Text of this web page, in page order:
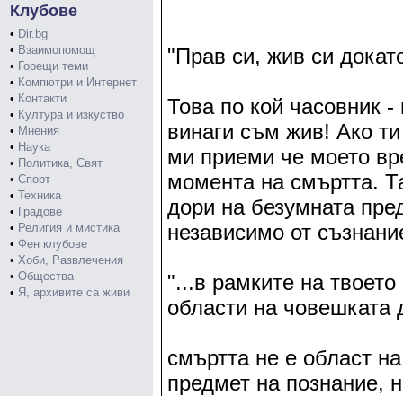
Клубове
• Dir.bg
• Взаимопомощ
• Горещи теми
• Компютри и Интернет
• Контакти
• Култура и изкуство
• Мнения
• Наука
• Политика, Свят
• Спорт
• Техника
• Градове
• Религия и мистика
• Фен клубове
• Хоби, Развлечения
• Общества
• Я, архивите са живи
"Прав си, жив си
Това по кой часовник
винаги съм жив! Ако
ми приеми че моето
момента на смъртта.
дори на безумната
независимо от
"...в рамките на
области на човешката
смъртта не е област
предмет на познание,